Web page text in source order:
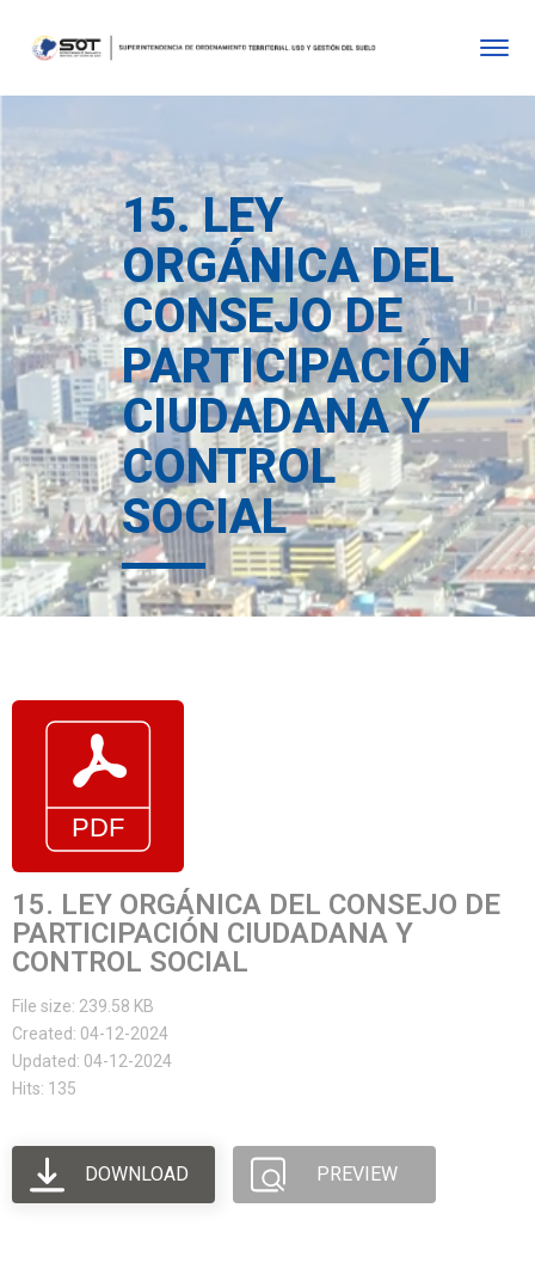
15. LEY
ORGÁNICA DEL
CONSEJO DE
PARTICIPACIÓN
CIUDADANA Y
CONTROL
SOCIAL
15. LEY ORGÁNICA DEL CONSEJO DE
PARTICIPACIÓN CIUDADANA Y
CONTROL SOCIAL
File size: 239.58 KB
Created: 04-12-2024
Updated: 04-12-2024
Hits: 135
DOWNLOAD PREVIEW